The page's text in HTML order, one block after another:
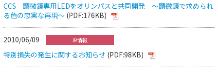
CCS 顕微鏡専用LEDをオリンパスと共同開発 ～顕微鏡で求められ
る色の忠実な再現～ (PDF:176KB)
2010/06/09 IR情報
特別損失の発生に関するお知らせ (PDF:98KB)